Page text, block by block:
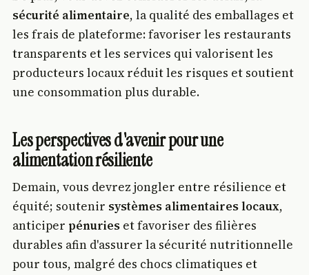
sécurité alimentaire, la qualité des emballages et
les frais de plateforme: favoriser les restaurants
transparents et les services qui valorisent les
producteurs locaux réduit les risques et soutient
une consommation plus durable.
Les perspectives d'avenir pour une
alimentation résiliente
Demain, vous devrez jongler entre résilience et
équité; soutenir systèmes alimentaires locaux,
anticiper pénuries et favoriser des filières
durables afin d'assurer la sécurité nutritionnelle
pour tous, malgré des chocs climatiques et